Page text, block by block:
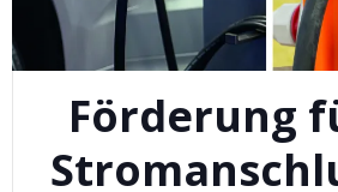
Förderung